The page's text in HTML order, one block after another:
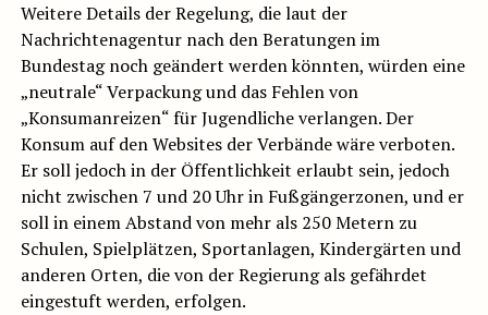
Weitere Details der Regelung, die laut der
Nachrichtenagentur nach den Beratungen im
Bundestag noch geändert werden könnten, würden eine
„neutrale“ Verpackung und das Fehlen von
„Konsumanreizen“ für Jugendliche verlangen. Der
Konsum auf den Websites der Verbände wäre verboten.
Er soll jedoch in der Öffentlichkeit erlaubt sein, jedoch
nicht zwischen 7 und 20 Uhr in Fußgängerzonen, und er
soll in einem Abstand von mehr als 250 Metern zu
Schulen, Spielplätzen, Sportanlagen, Kindergärten und
anderen Orten, die von der Regierung als gefährdet
eingestuft werden, erfolgen.